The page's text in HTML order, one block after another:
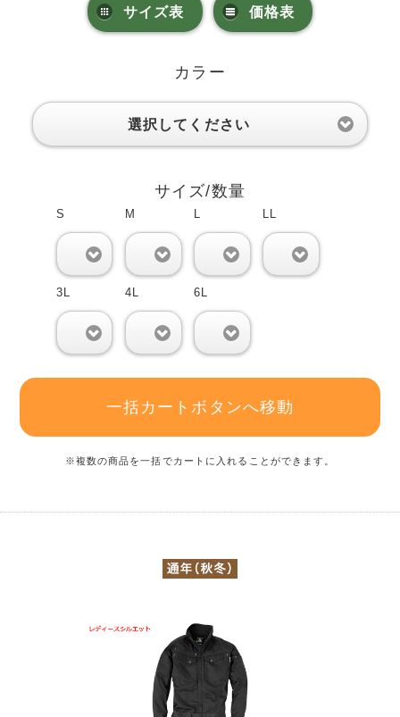
サイズ表 価格表
カラー
選択してください
サイズ/数量
S M L LL
3L 4L 6L
一括カートボタンへ移動
※複数の商品を一括でカートに入れることができます。